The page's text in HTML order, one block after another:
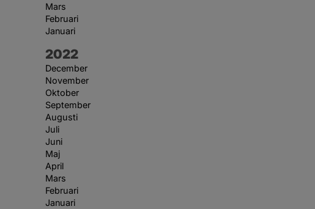
Mars
Februari
Januari
År:
2022
December
November
Oktober
September
Augusti
Juli
Juni
Maj
April
Mars
Februari
Januari